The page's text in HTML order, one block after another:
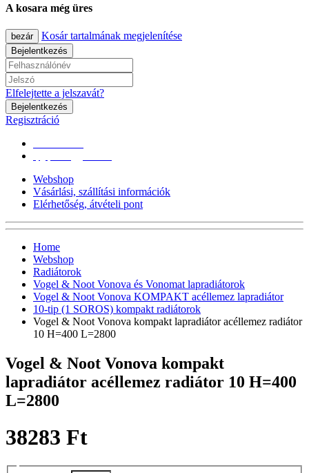
A kosara még üres
bezár Kosár tartalmának megjelenítése
Bejelentkezés
Elfelejtette a jelszavát?
Bejelentkezés
Regisztráció
Webshop
Vásárlási, szállítási információk
Elérhetőség, átvételi pont
Home
Webshop
Radiátorok
Vogel & Noot Vonova és Vonomat lapradiátorok
Vogel & Noot Vonova KOMPAKT acéllemez lapradiátor
10-tip (1 SOROS) kompakt radiátorok
Vogel & Noot Vonova kompakt lapradiátor acéllemez radiátor
10 H=400 L=2800
Vogel & Noot Vonova kompakt
lapradiátor acéllemez radiátor 10 H=400
L=2800
38283 Ft